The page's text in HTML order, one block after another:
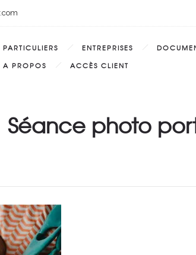
PARTICULIERS ENTREPRISES
A PROPOS
ACCÈS CLIENT
Séance photo